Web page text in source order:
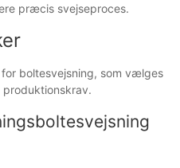
præcis svejseproces.
boltesvejsning, som vælges